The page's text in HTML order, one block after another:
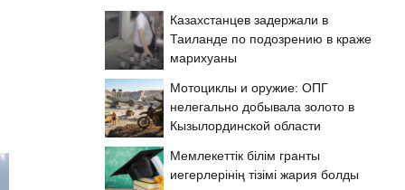
Казахстанцев задержали в
Таиланде по подозрению в краже
марихуаны
Мотоциклы и оружие: ОПГ
нелегально добывала золото в
Кызылординской области
Мемлекеттік білім гранты
иегерлерінің тізімі жария болды